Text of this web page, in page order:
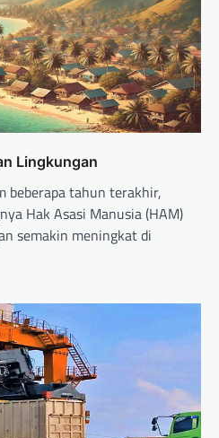
Lingkungan
beberapa tahun terakhir,
Hak Asasi Manusia (HAM)
semakin meningkat di